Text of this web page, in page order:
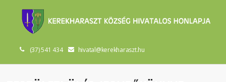
(37) 541 434 hivatal@kerekharaszt.hu